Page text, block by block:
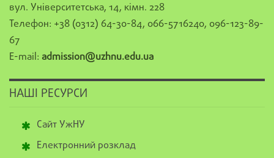
вул. Університетська, 14, кімн. 228
Телефон: +38 (0312) 64-30-84, 066-5716240, 096-123-89-
67
E-mail: admission@uzhnu.edu.ua
НАШІ РЕСУРСИ
Сайт УжНУ
Електронний розклад